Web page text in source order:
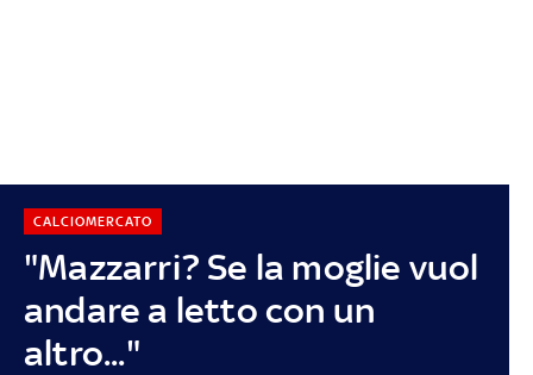
"Mazzarri? Se la moglie vuol
andare a letto con un
altro..."
CALCIOMERCATO